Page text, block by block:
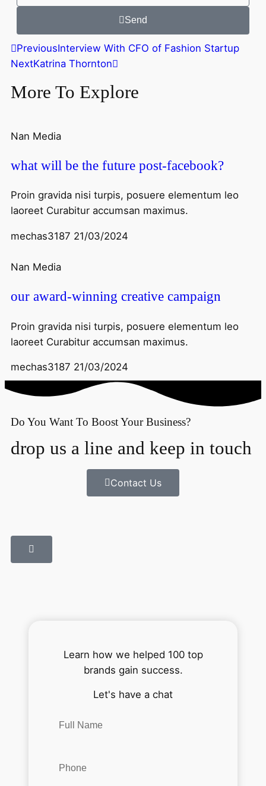
Send
PreviousInterview With CFO of Fashion Startup
NextKatrina Thornton
More To Explore
Nan Media
what will be the future post-facebook?
Proin gravida nisi turpis, posuere elementum leo
laoreet Curabitur accumsan maximus.
mechas3187 21/03/2024
Nan Media
our award-winning creative campaign
Proin gravida nisi turpis, posuere elementum leo
laoreet Curabitur accumsan maximus.
mechas3187 21/03/2024
Do You Want To Boost Your Business?
drop us a line and keep in touch
Contact Us
Learn how we helped 100 top
brands gain success.
Let's have a chat